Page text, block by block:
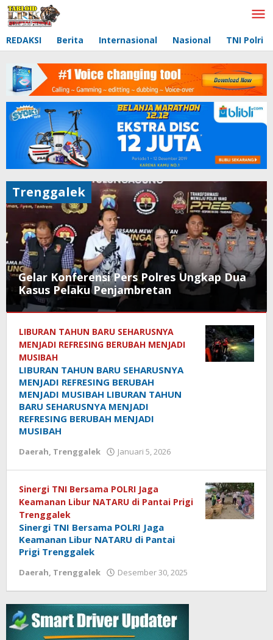
Lewati
ke
REDAKSI Berita Internasional Nasional TNI Polri
Gelar Konferensi Pers Polres Ungkap Dua
Kasus Pelaku Penjambretan
Trenggalek,
Tulungagung
Januari
2026
oleh
Trenggalek
LIBURAN TAHUN BARU SEHARUSNYA
MENJADI REFRESING BERUBAH MENJADI
MUSIBAH
LIBURAN TAHUN BARU SEHARUSNYA
MENJADI REFRESING BERUBAH
MENJADI MUSIBAH LIBURAN TAHUN
BARU SEHARUSNYA MENJADI
REFRESING BERUBAH MENJADI
MUSIBAH
Daerah, Trenggalek Januari 5, 2026
Sinergi TNI Bersama POLRI Jaga
Keamanan Libur NATARU di Pantai Prigi
Trenggalek
Sinergi TNI Bersama POLRI Jaga
Keamanan Libur NATARU di Pantai
Prigi Trenggalek
Daerah, Trenggalek Desember 30, 2025